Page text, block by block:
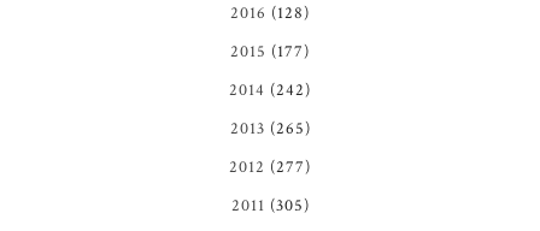
2016 (128)
2015 (177)
2014 (242)
2013 (265)
2012 (277)
2011 (305)